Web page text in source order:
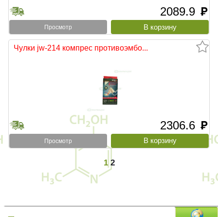
2089.9 руб
Просмотр
Чулки jw-214 компрес противоэмбо...
2306.6 руб
Просмотр
1 2